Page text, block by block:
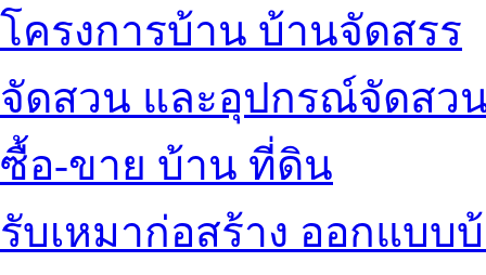
โครงการบ้าน บ้านจัดสรร
จัดสวน และอุปกรณ์จัดสว
ซื้อ-ขาย บ้าน ที่ดิน
รับเหมาก่อสร้าง ออกแบบ